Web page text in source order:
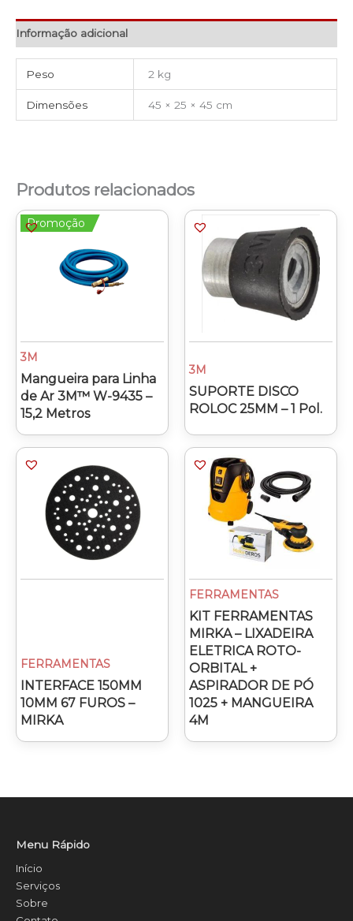
Informação adicional
Peso 2 kg
Dimensões 45 × 25 × 45 cm
Produtos relacionados
Promoção
3M
Mangueira para Linha
de Ar 3M™ W-9435 –
15,2 Metros
3M
SUPORTE DISCO
ROLOC 25MM – 1 Pol.
FERRAMENTAS
INTERFACE 150MM
10MM 67 FUROS –
MIRKA
FERRAMENTAS
KIT FERRAMENTAS
MIRKA – LIXADEIRA
ELETRICA ROTO-
ORBITAL +
ASPIRADOR DE PÓ
1025 + MANGUEIRA
4M
Menu Rápido
Início
Serviços
Sobre